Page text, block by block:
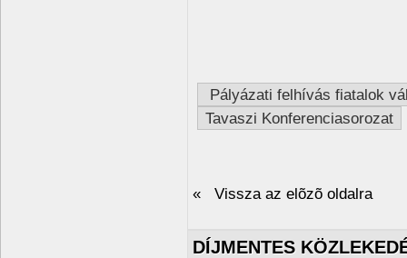
Pályázati felhívás fiatalok
Tavaszi Konferenciasorozat
« Vissza az elõzõ oldalra
DÍJMENTES